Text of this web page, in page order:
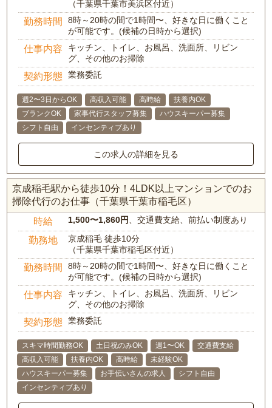
（千葉県千葉市美浜区付近）
勤務時間
8時～20時の間で1時間〜、好きな日に働くこと
が可能です。(候補の日時から選択)
仕事内容
キッチン、トイレ、お風呂、洗面所、リビン
グ、その他のお掃除
契約形態 業務委託
週2〜3日からOK 高収入可能 高時給
扶養内OK
ブランクOK
家事代行スタッフ募集
ハウスキーパー募集
シフト自由
インセンティブあり
この求人の詳細を見る
京成稲毛駅から徒歩10分！4LDK以上マンションでのお
掃除代行のお仕事（千葉県千葉市稲毛区）
時給 1,500〜1,860円、交通費支給、前払い制度あり
勤務地
京成稲毛 徒歩10分
（千葉県千葉市稲毛区付近）
勤務時間
8時～20時の間で1時間〜、好きな日に働くこと
が可能です。(候補の日時から選択)
仕事内容
キッチン、トイレ、お風呂、洗面所、リビン
グ、その他のお掃除
契約形態 業務委託
スキマ時間勤務OK 土日祝のみOK 週1〜OK
交通費支給
高収入可能
扶養内OK 高時給
未経験OK
ハウスキーパー募集
お手伝いさんの求人
シフト自由
インセンティブあり